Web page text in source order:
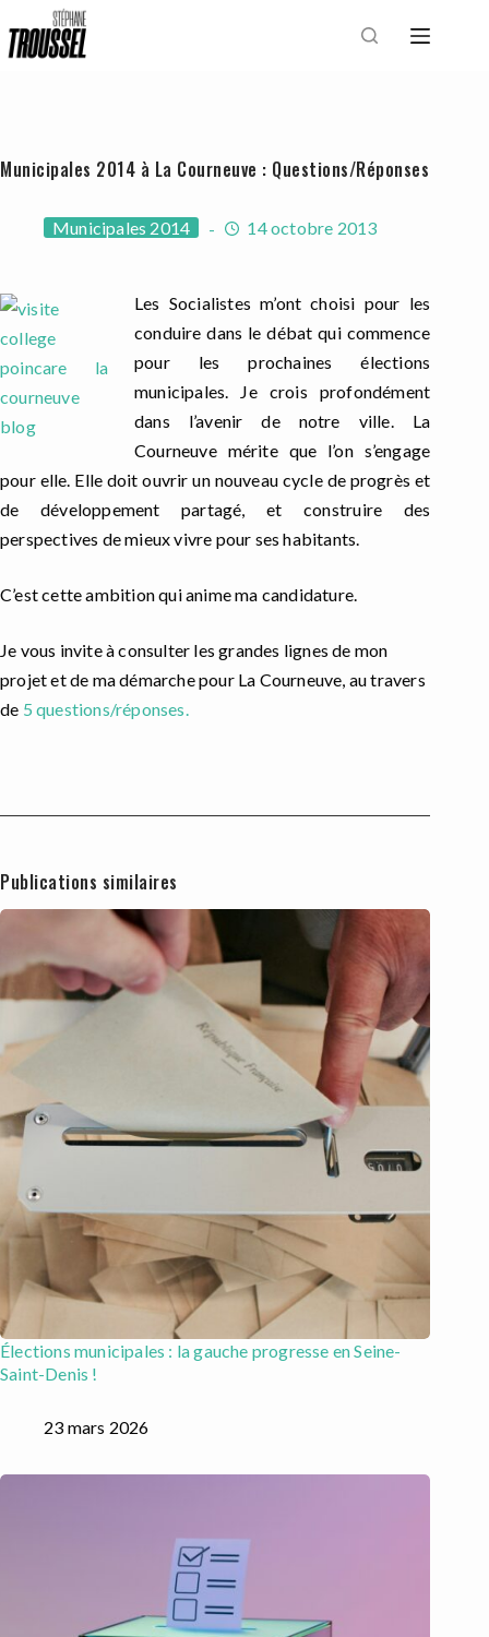
au
Municipales 2014 à La Courneuve : Questions/Réponses
Municipales 2014 14 octobre 2013
Les Socialistes m’ont choisi pour les
conduire dans le débat qui commence
pour les prochaines élections
municipales. Je crois profondément
dans l’avenir de notre ville. La
Courneuve mérite que l’on s’engage
pour elle. Elle doit ouvrir un nouveau cycle de progrès et
de développement partagé, et construire des
perspectives de mieux vivre pour ses habitants.
C’est cette ambition qui anime ma candidature.
Je vous invite à consulter les grandes lignes de mon
projet et de ma démarche pour La Courneuve, au travers
de 5 questions/réponses.
Publications similaires
Élections municipales : la gauche progresse en Seine-
Saint-Denis !
23 mars 2026